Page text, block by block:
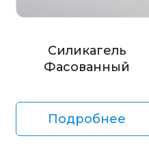
Силикагель
Фасованный
Подробнее